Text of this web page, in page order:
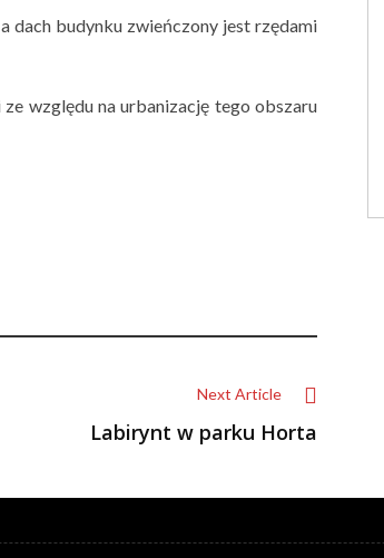
dach budynku zwieńczony jest rzędami
względu na urbanizację tego obszaru
Next Article
Labirynt w parku Horta